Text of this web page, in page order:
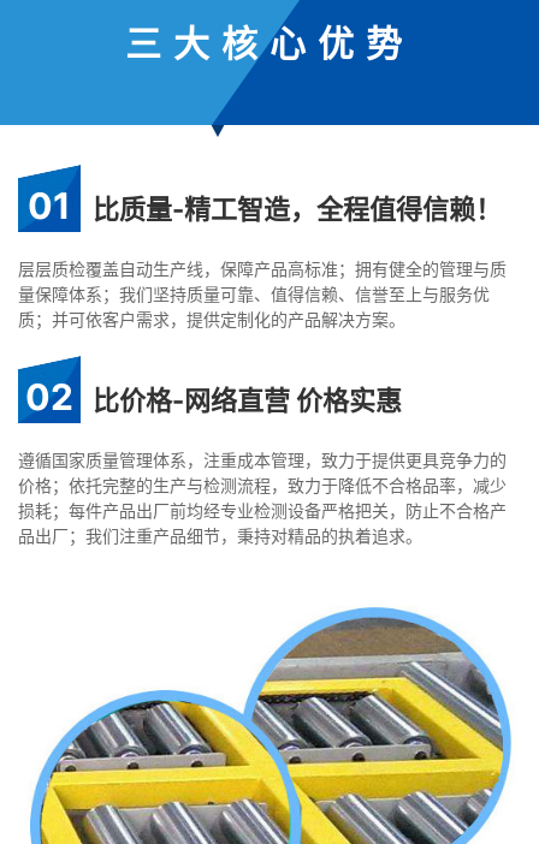
三大核心优势
01 比质量-精工智造，全程值得信赖！
层层质检覆盖自动生产线，保障产品高标准；拥有健全的管理与质
量保障体系；我们坚持质量可靠、值得信赖、信誉至上与服务优
质；并可依客户需求，提供定制化的产品解决方案。
02 比价格-网络直营 价格实惠
遵循国家质量管理体系，注重成本管理，致力于提供更具竞争力的
价格；依托完整的生产与检测流程，致力于降低不合格品率，减少
损耗；每件产品出厂前均经专业检测设备严格把关，防止不合格产
品出厂；我们注重产品细节，秉持对精品的执着追求。